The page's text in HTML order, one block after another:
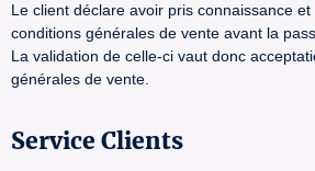
Le client déclare avoir pris connaissance
conditions générales de vente avant la
La validation de celle-ci vaut donc
générales de vente.
Service Clients